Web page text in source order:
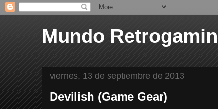
Mundo
viernes, 13 de septiembre de 2013
Devilish (Game Gear)